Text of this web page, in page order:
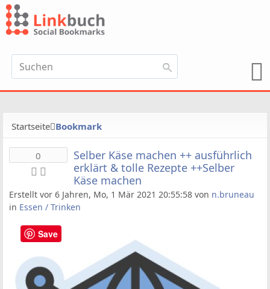
Startseite Bookmark
0
Selber Käse machen ++ ausführlich
erklärt & tolle Rezepte ++Selber
Käse machen
Erstellt vor 6 Jahren, Mo, 1 Mär 2021 20:55:58 von n.bruneau
in Essen / Trinken
Save